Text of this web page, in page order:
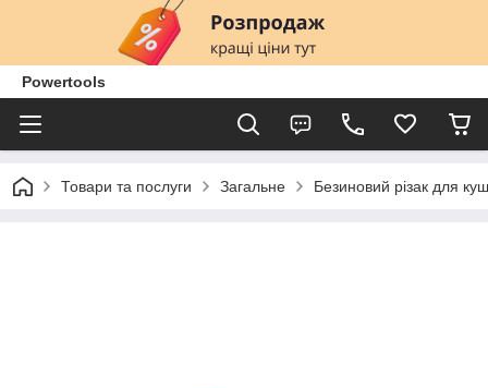
Powertools
Товари та послуги Загальне Безиновий різак для